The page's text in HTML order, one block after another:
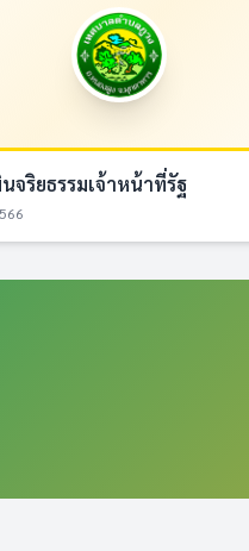
จริยธรรมเจ้าหน้าที่รัฐ